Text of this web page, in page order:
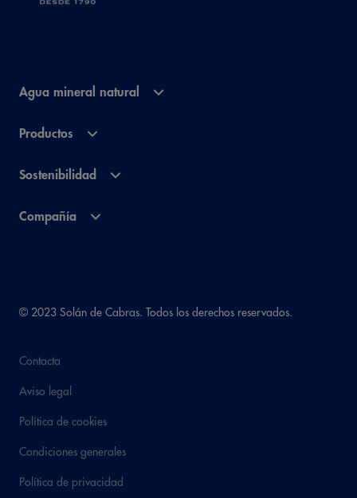
Agua mineral natural
Productos
Sostenibilidad
Compañía
© 2023 Solán de Cabras. Todos los derechos reservados.
Contacta
Aviso legal
Política de cookies
Condiciones generales
Política de privacidad